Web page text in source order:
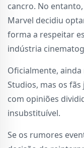
cancro. No
Marvel decidiu
forma a respeitar
indústria
Oficialmente,
Studios, mas os
com opiniões
insubstituível.
Se os rumores